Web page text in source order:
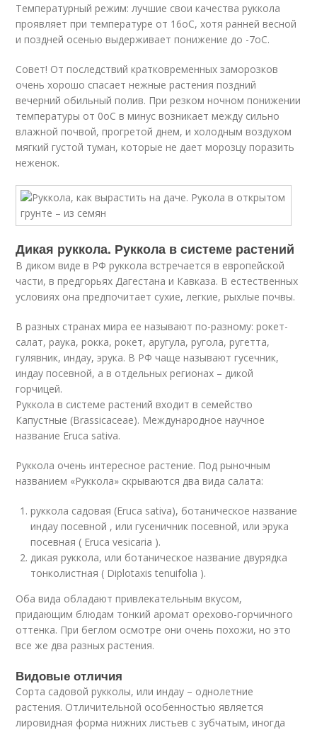
Температурный режим: лучшие свои качества руккола
проявляет при температуре от 16оС, хотя ранней весной
и поздней осенью выдерживает понижение до -7оС.
Совет! От последствий кратковременных заморозков
очень хорошо спасает нежные растения поздний
вечерний обильный полив. При резком ночном понижении
температуры от 0оС в минус возникает между сильно
влажной почвой, прогретой днем, и холодным воздухом
мягкий густой туман, которые не дает морозцу поразить
неженок.
Дикая руккола. Руккола в системе растений
В диком виде в РФ руккола встречается в европейской
части, в предгорьях Дагестана и Кавказа. В естественных
условиях она предпочитает сухие, легкие, рыхлые почвы.
В разных странах мира ее называют по-разному: рокет-
салат, раука, рокка, рокет, аругула, ругола, ругетта,
гулявник, индау, эрука. В РФ чаще называют гусечник,
индау посевной, а в отдельных регионах – дикой
горчицей.
Руккола в системе растений входит в семейство
Капустные (Brassicaceae). Международное научное
название Eruca sativa.
Руккола очень интересное растение. Под рыночным
названием «Руккола» скрываются два вида салата:
руккола садовая (Eruca sativa), ботаническое название
индау посевной , или гусеничник посевной, или эрука
посевная ( Eruca vesicaria ).
дикая руккола, или ботаническое название двурядка
тонколистная ( Diplotaxis tenuifolia ).
Оба вида обладают привлекательным вкусом,
придающим блюдам тонкий аромат орехово-горчичного
оттенка. При беглом осмотре они очень похожи, но это
все же два разных растения.
Видовые отличия
Сорта садовой рукколы, или индау – однолетние
растения. Отличительной особенностью является
лировидная форма нижних листьев с зубчатым, иногда